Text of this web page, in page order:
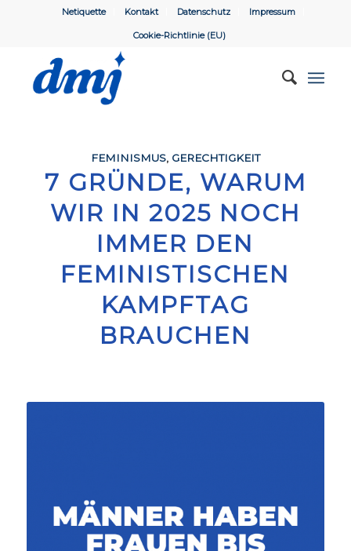
Netiquette Kontakt Datenschutz Impressum
Cookie-Richtlinie (EU)
FEMINISMUS, GERECHTIGKEIT
7 GRÜNDE, WARUM
WIR IN 2025 NOCH
IMMER DEN
FEMINISTISCHEN
KAMPFTAG
BRAUCHEN